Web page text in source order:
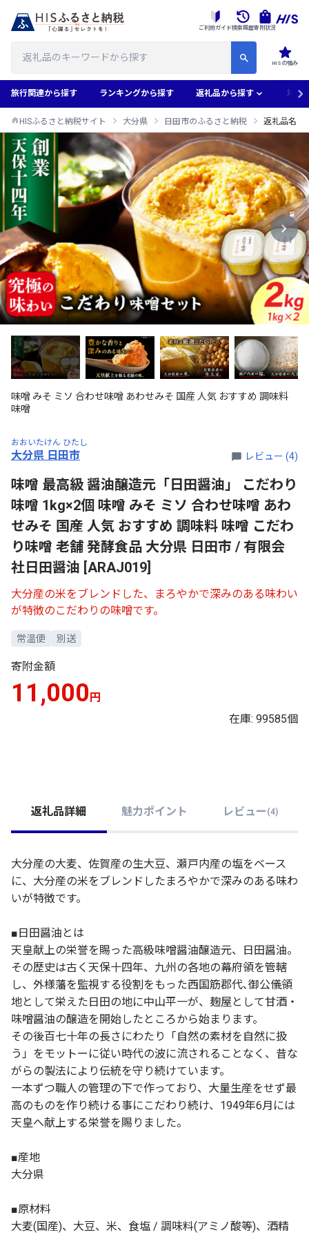
HISの強み
ご利用ガイド検索履歴寄附状況
旅行関連から探す ランキングから探す 返礼品から探す 地域
HISふるさと納税サイト 大分県 日田市のふるさと納税 返礼品名
味噌 みそ ミソ 合わせ味噌 あわせみそ 国産 人気 おすすめ 調味料
味噌
おおいたけん ひたし
大分県 日田市 レビュー (4)
味噌 最高級 醤油醸造元「日田醤油」 こだわり
味噌 1kg×2個 味噌 みそ ミソ 合わせ味噌 あわ
せみそ 国産 人気 おすすめ 調味料 味噌 こだわ
り味噌 老舗 発酵食品 大分県 日田市 / 有限会
社日田醤油 [ARAJ019]
大分産の米をブレンドした、まろやかで深みのある味わい
が特徴のこだわりの味噌です。
常温便 別送
寄附金額
11,000 円
在庫: 99585個
返礼品詳細 魅力ポイント レビュー (4)
大分産の大麦、佐賀産の生大豆、瀬戸内産の塩をベース
に、大分産の米をブレンドしたまろやかで深みのある味わ
いが特徴です。
■日田醤油とは
天皇献上の栄誉を賜った高級味噌醤油醸造元、日田醤油。
その歴史は古く天保十四年、九州の各地の幕府領を管轄
し、外様藩を監視する役割をもった西国筋郡代､御公儀領
地として栄えた日田の地に中山平一が、麹屋として甘酒・
味噌醤油の醸造を開始したところから始まります。
その後百七十年の長さにわたり「自然の素材を自然に扱
う」をモットーに従い時代の波に流されることなく、昔な
がらの製法により伝統を守り続けています。
一本ずつ職人の管理の下で作っており、大量生産をせず最
高のものを作り続ける事にこだわり続け、1949年6月には
天皇へ献上する栄誉を賜りました。
■産地
大分県
■原材料
大麦(国産)、大豆、米、食塩 / 調味料(アミノ酸等)、酒精